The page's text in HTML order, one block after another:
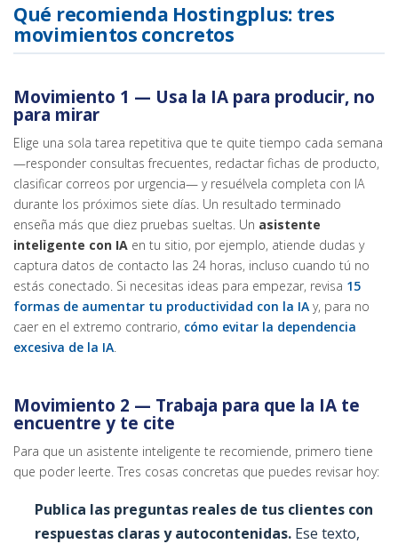
Qué recomienda Hostingplus: tres
movimientos concretos
Movimiento 1 — Usa la IA para producir, no
para mirar
Elige una sola tarea repetitiva que te quite tiempo cada semana
—responder consultas frecuentes, redactar fichas de producto,
clasificar correos por urgencia— y resuélvela completa con IA
durante los próximos siete días. Un resultado terminado
enseña más que diez pruebas sueltas. Un asistente
inteligente con IA en tu sitio, por ejemplo, atiende dudas y
captura datos de contacto las 24 horas, incluso cuando tú no
estás conectado. Si necesitas ideas para empezar, revisa 15
formas de aumentar tu productividad con la IA y, para no
caer en el extremo contrario, cómo evitar la dependencia
excesiva de la IA.
Movimiento 2 — Trabaja para que la IA te
encuentre y te cite
Para que un asistente inteligente te recomiende, primero tiene
que poder leerte. Tres cosas concretas que puedes revisar hoy:
Publica las preguntas reales de tus clientes con
respuestas claras y autocontenidas. Ese texto,